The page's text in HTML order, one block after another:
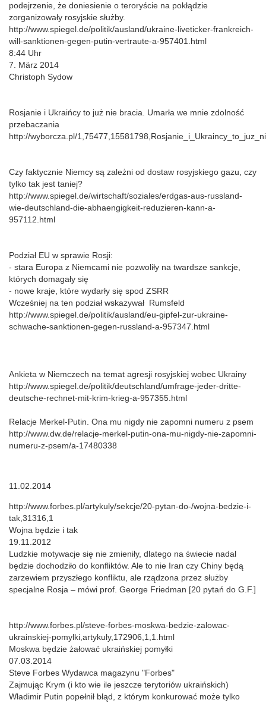
podejrzenie, że doniesienie o teroryście na pokłądzie
zorganizowały rosyjskie służby.
http://www.spiegel.de/politik/ausland/ukraine-liveticker-frankreich-
will-sanktionen-gegen-putin-vertraute-a-957401.html
8:44 Uhr
7. März 2014
Christoph Sydow
Rosjanie i Ukraińcy to już nie bracia. Umarła we mnie zdolność
przebaczania
http://wyborcza.pl/
Czy faktycznie Niemcy są zależni od dostaw rosyjskiego gazu, czy
tylko tak jest taniej?
http://www.spiegel.de/wirtschaft/soziales/erdgas-aus-russland-
wie-deutschland-die-abhaengigkeit-reduzieren-kann-a-
957112.html
Podział EU w sprawie Rosji:
- stara Europa z Niemcami nie pozwoliły na twardsze sankcje,
których domagały się
- nowe kraje, które wydarły się spod ZSRR
Wcześniej na ten podział wskazywał Rumsfeld
http://www.spiegel.de/politik/ausland/eu-gipfel-zur-ukraine-
schwache-sanktionen-gegen-russland-a-957347.html
Ankieta w Niemczech na temat agresji rosyjskiej wobec Ukrainy
http://www.spiegel.de/politik/deutschland/umfrage-jeder-dritte-
deutsche-rechnet-mit-krim-krieg-a-957355.html
Relacje Merkel-Putin. Ona mu nigdy nie zapomni numeru z psem
http://www.dw.de/relacje-merkel-putin-ona-mu-nigdy-nie-zapomni-
numeru-z-psem/a-17480338
11.02.2014
http://www.forbes.pl/artykuly/sekcje/20-pytan-do-/wojna-bedzie-i-
tak,31316,1
Wojna będzie i tak
19.11.2012
Ludzkie motywacje się nie zmieniły, dlatego na świecie nadal
będzie dochodziło do konfliktów. Ale to nie Iran czy Chiny będą
zarzewiem przyszłego konfliktu, ale rządzona przez służby
specjalne Rosja – mówi prof. George Friedman [20 pytań do G.F.]
http://www.forbes.pl/steve-forbes-moskwa-bedzie-zalowac-
ukrainskiej-pomylki,artykuly,172906,1,1.html
Moskwa będzie żałować ukraińskiej pomyłki
07.03.2014
Steve Forbes Wydawca magazynu "Forbes"
Zajmując Krym (i kto wie ile jeszcze terytoriów ukraińskich)
Władimir Putin popełnił błąd, z którym konkurować może tylko